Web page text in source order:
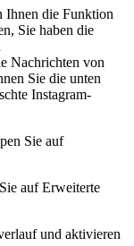
Ihnen die Funktion
Sie haben die
Nachrichten von
Sie die unten
Instagram-
Sie auf
auf Erweiterte
und aktivieren